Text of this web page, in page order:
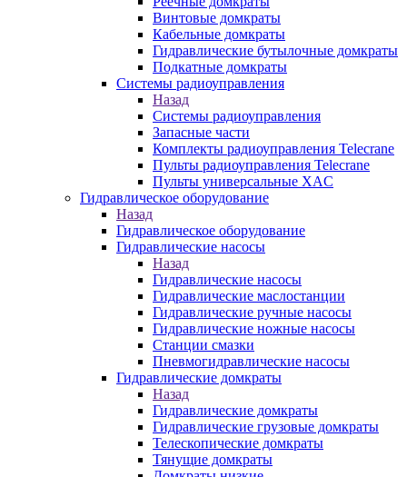
Винтовые домкраты
Кабельные домкраты
Гидравлические бутылочные домкраты
Подкатные домкраты
Системы радиоуправления
Назад
Системы радиоуправления
Запасные части
Комплекты радиоуправления Telecrane
Пульты радиоуправления Telecrane
Пульты универсальные XAC
Гидравлическое оборудование
Назад
Гидравлическое оборудование
Гидравлические насосы
Назад
Гидравлические насосы
Гидравлические маслостанции
Гидравлические ручные насосы
Гидравлические ножные насосы
Станции смазки
Пневмогидравлические насосы
Гидравлические домкраты
Назад
Гидравлические домкраты
Гидравлические грузовые домкраты
Телескопические домкраты
Тянущие домкраты